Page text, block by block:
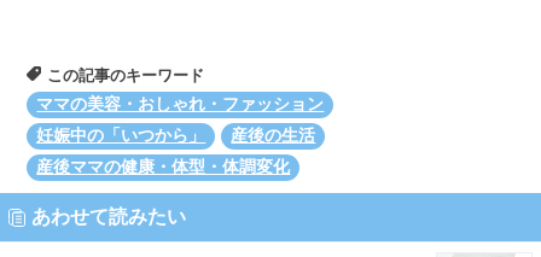
この記事のキーワード
ママの美容・おしゃれ・ファッション
妊娠中の「いつから」
産後の生活
産後ママの健康・体型・体調変化
あわせて読みたい